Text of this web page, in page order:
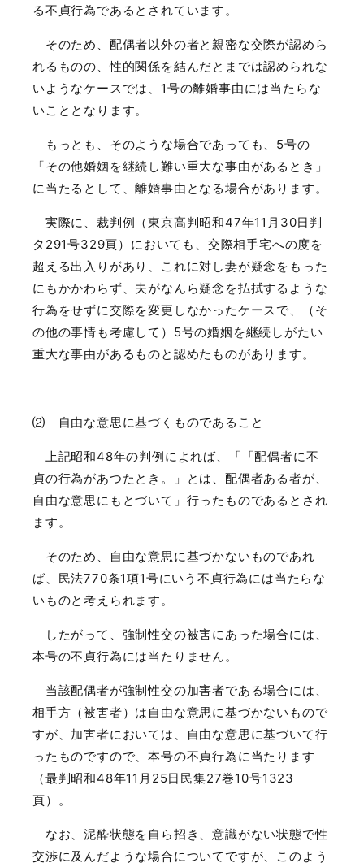
る不貞行為であるとされています。
そのため、配偶者以外の者と親密な交際が認めら
れるものの、性的関係を結んだとまでは認められな
いようなケースでは、 1号の離婚事由には当たらな
いこととなります。
もっとも、そのような場合であっても、 5号の
「その他婚姻を継続し難い重大な事由があるとき」
に当たるとして、離婚事由となる場合があります。
実際に、裁判例（東京高判昭和47年11 月 30日判
タ 291号329頁）においても、交際相手宅への度を
超える出入りがあり、これに対し妻が疑念をもった
にもかかわらず、夫がなんら疑念を払拭するような
行為をせずに交際を変更しなかったケースで、（そ
の他の事情も考慮して） 5号の婚姻を継続しがたい
重大な事由があるものと認めたものがあります。
⑵ 自由な意思に基づくものであること
上記昭和48年の判例によれば、「「配偶者に不
貞の行為があつたとき。」とは、配偶者ある者が、
自由な意思にもとづいて」行ったものであるとされ
ます。
そのため、自由な意思に基づかないものであれ
ば、民法770条1項1号にいう不貞行為には当たらな
いものと考えられます。
したがって、強制性交の被害にあった場合には、
本号の不貞行為には当たりません。
当該配偶者が強制性交の加害者である場合には、
相手方（被害者）は自由な意思に基づかないもので
すが、加害者においては、自由な意思に基づいて行
ったものですので、本号の不貞行為に当たります
（最判昭和48年11 月 25日民集27巻10号1323
頁）。
なお、泥酔状態を自ら招き、意識がない状態で性
交渉に及んだような場合についてですが、このよう